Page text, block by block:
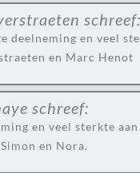
schreef:
deelneming en veel
en Marc Henot
schreef:
en veel sterkte
en Nora.